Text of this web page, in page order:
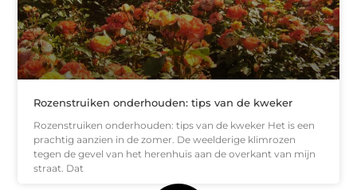
Rozenstruiken onderhouden: tips van de kweker
Rozenstruiken onderhouden: tips van de kweker Het is een
prachtig aanzien in de zomer. De weelderige klimrozen
tegen de gevel van het herenhuis aan de overkant van mijn
straat. Dat